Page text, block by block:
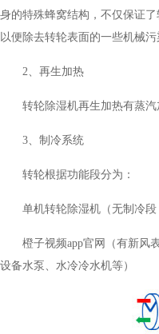
身的特殊蜂窝结构，不仅保证
以便除去转轮表面的一些机械污染物
2、再生加热
转轮除湿机再生加热有蒸汽
3、制冷系统
转轮根据功能段分为：
单机转轮除湿机（无制冷段
橙子视频app官网（有新风表
设备水泵、水冷冷水机等）